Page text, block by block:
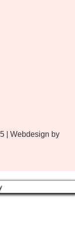
| Webdesign by